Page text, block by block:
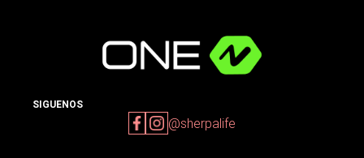
SIGUENOS
@sherpalife